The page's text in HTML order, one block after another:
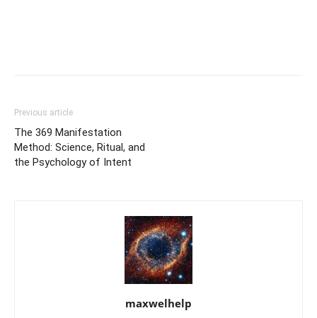
Previous article
The 369 Manifestation
Method: Science, Ritual, and
the Psychology of Intent
maxwelhelp